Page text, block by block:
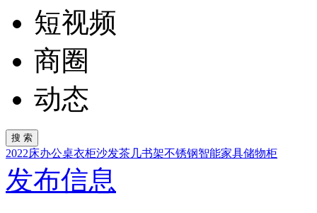
短视频
商圈
动态
2022床办公桌衣柜沙发茶几书架不锈钢智能家具储物柜
发布信息